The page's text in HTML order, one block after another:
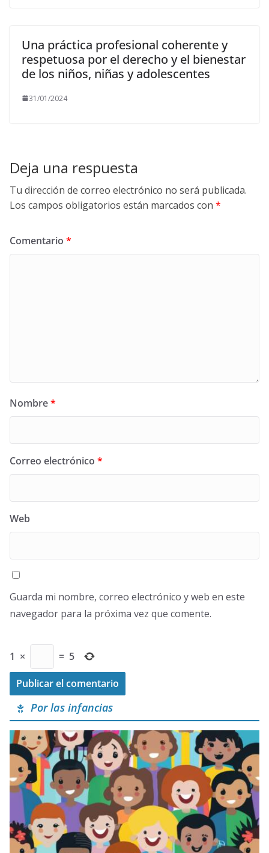
Una práctica profesional coherente y
respetuosa por el derecho y el bienestar
de los niños, niñas y adolescentes
31/01/2024
Deja una respuesta
Tu dirección de correo electrónico no será publicada.
Los campos obligatorios están marcados con *
Comentario *
Nombre*
Correo electrónico *
Web
Guarda mi nombre, correo electrónico y web en este
navegador para la próxima vez que comente.
1 × = 5
Por las infancias